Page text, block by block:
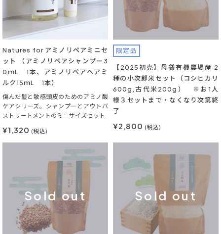
Natures for アミノリペアミニセ
ット （アミノリペアシャンプー3
0ｍL 1本、アミノリペアヘアミ
ルク15ｍL 1本）
傷んだ髪と敏感頭皮のためのアミノ酸
ケアシリーズ。シャンプーとアウトバ
ストリートメントのミニサイズセット
¥1,320 (税込)
限定品
【2025初売】母袋有機農場産 2
種の小次郎米セット（コシヒカリ
600g,古代米200g） ※お1人
様３セットまで・なくなり次第終
了
¥2,800 (税込)
Sold out Sold out